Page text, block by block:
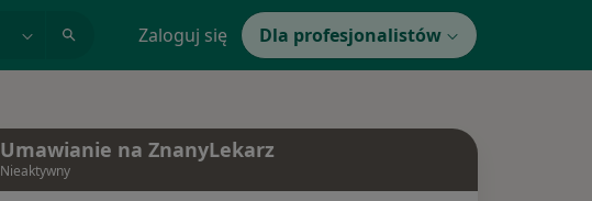
Zaloguj się Dla profesjonalistów
Umawianie na ZnanyLekarz
Nieaktywny